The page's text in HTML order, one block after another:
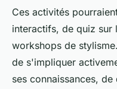
Ces activités
interactifs, de quiz
workshops de
de s'impliquer
ses connaissances,